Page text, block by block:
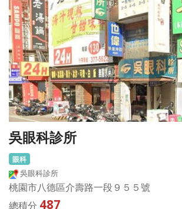
吳眼科診所
眼科
吳眼科診所
桃園市八德區介壽路一段９５５號
總積分 487